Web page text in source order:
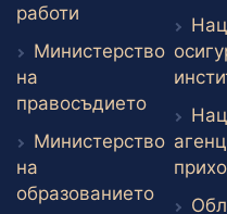
работи Външен линк
Министерство
на
правосъдиетоВъншен
Министерство
на
образованието